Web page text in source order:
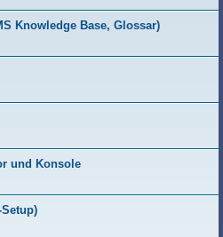
Knowledge Base, Glossar)
und Konsole